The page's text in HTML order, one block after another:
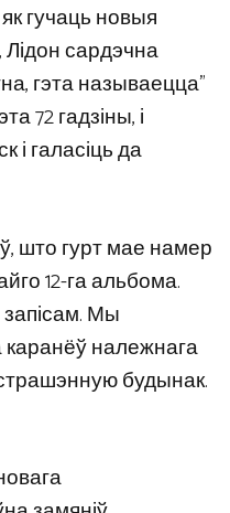
гучаць новыя
сардэчна
гэта называецца”
72 гадзіны, і
і галасіць да
што гурт мае намер
12-га альбома.
Мы
каранёў належнага
будынак.